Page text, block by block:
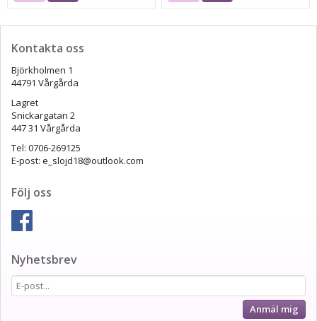
Kontakta oss
Björkholmen 1
44791 Vårgårda
Lagret
Snickargatan 2
447 31 Vårgårda
Tel: 0706-269125
E-post: e_slojd18@outlook.com
Följ oss
Nyhetsbrev
Anmäl mig